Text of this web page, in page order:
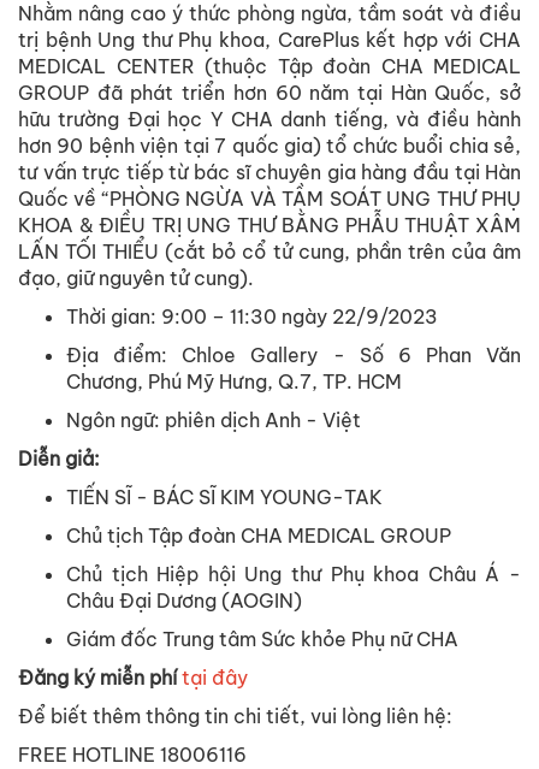
Nhằm nâng cao ý thức phòng ngừa, tầm soát và điều
trị bệnhUng thư Phụ khoa, CarePlus kết hợp với CHA
MEDICAL CENTER (thuộc Tập đoàn CHA MEDICAL
GROUP đã phát triển hơn 60 năm tại Hàn Quốc, sở
hữu trường Đại học Y CHA danh tiếng,và điều hành
hơn 90 bệnh viện tại 7 quốc gia)tổ chức buổi chia sẻ,
tư vấn trực tiếp từ bác sĩ chuyên gia hàng đầu tại Hàn
Quốcvề “PHÒNG NGỪA VÀ TẦM SOÁT UNG THƯ PHỤ
KHOA & ĐIỀU TRỊ UNG THƯ BẰNG PHẪU THUẬT XÂM
LẤN TỐI THIỂU (cắt bỏ cổ tử cung, phần trên của âm
đạo, giữ nguyên tử cung).
Thời gian: 9:00 – 11:30 ngày 22/9/2023
Địa
điểm: Chloe Gallery - Số6 Phan Văn
Chương, Phú Mỹ Hưng, Q.7, TP. HCM
Ngôn ngữ: phiên dịch Anh - Việt
Diễn giả:
TIẾN SĨ - BÁC SĨ KIM YOUNG-TAK
Chủ tịch Tập đoàn CHA MEDICAL GROUP
Chủ tịch Hiệp hội Ungthư Phụkhoa Châu Á -
Châu Đại Dương (AOGIN)
Giám đốc Trung tâm Sức khỏe Phụ nữCHA
Đăng ký miễn phí tại đây
Để biết thêm thông tin chi tiết, vui lòng liên hệ:
FREE HOTLINE 18006116